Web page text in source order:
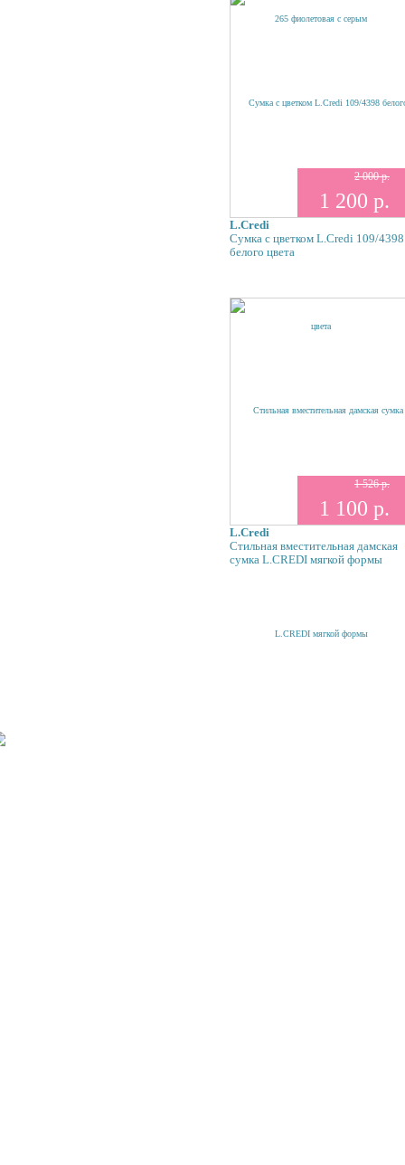
2 000 р.
1 200 р.
L.Credi
Сумка с цветком L.Credi 109/4398
белого цвета
1 526 р.
1 100 р.
L.Credi
Стильная вместительная дамская
сумка L.CREDI мягкой формы